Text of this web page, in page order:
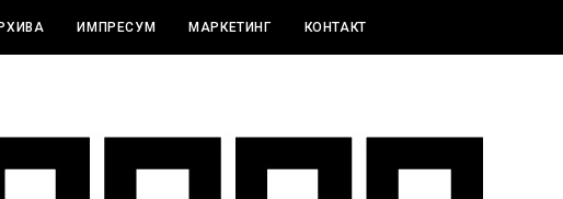
ИМПРЕСУМ МАРКЕТИНГ КОНТАКТ